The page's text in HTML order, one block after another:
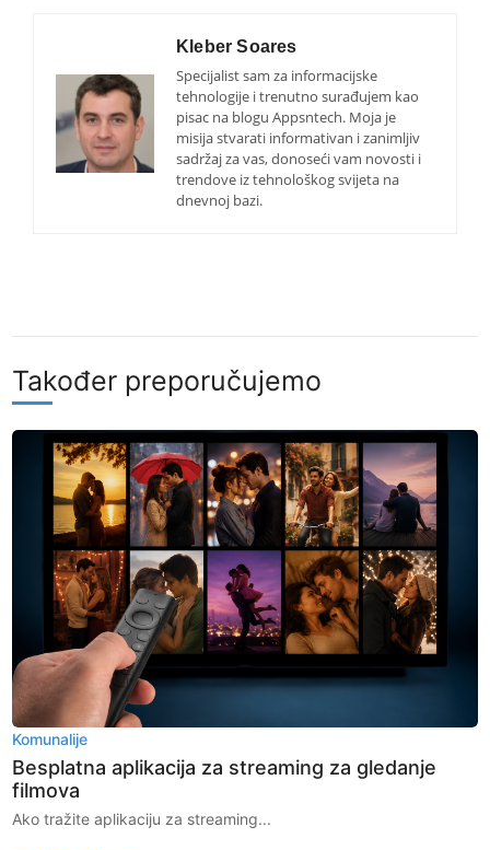
Kleber Soares
Specijalist sam za informacijske
tehnologije i trenutno surađujem kao
pisac na blogu Appsntech. Moja je
misija stvarati informativan i zanimljiv
sadržaj za vas, donoseći vam novosti i
trendove iz tehnološkog svijeta na
dnevnoj bazi.
Također preporučujemo
Komunalije
Besplatna aplikacija za streaming za gledanje
filmova
Ako tražite aplikaciju za streaming...